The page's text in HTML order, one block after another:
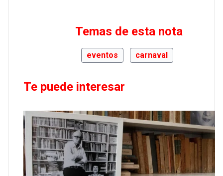
Temas de esta nota
eventos carnaval
Te puede interesar